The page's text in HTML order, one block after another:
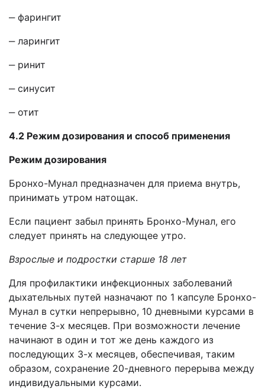
‒ фарингит
‒ ларингит
‒ ринит
‒ синусит
‒ отит
4.2 Режим дозирования и способ применения
Режим дозирования
Бронхо-Мунал предназначен для приема внутрь,
принимать утром натощак.
Если пациент забыл принять Бронхо-Мунал, его
следует принять на следующее утро.
Взрослые и подростки старше 18 лет
Для профилактики инфекционных заболеваний
дыхательных путей назначают по 1 капсуле Бронхо-
Мунал в сутки непрерывно, 10 дневными курсами в
течение 3-х месяцев. При возможности лечение
начинают в один и тот же день каждого из
последующих 3-х месяцев, обеспечивая, таким
образом, сохранение 20-дневного перерыва между
индивидуальными курсами.